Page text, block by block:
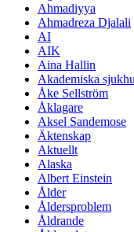
Ahmadiyya
Ahmadreza Djalali
AI
AIK
Aina Hallin
Akademiska
Åke Sellström
Åklagare
Aksel Sandemose
Äktenskap
Aktuellt
Alaska
Albert Einstein
Ålder
Åldersproblem
Åldrande